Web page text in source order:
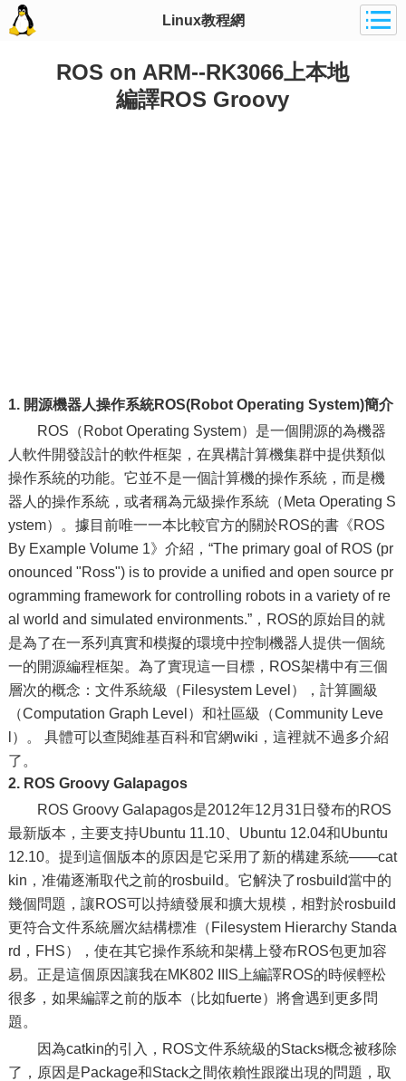
Linux教程網
ROS on ARM--RK3066上本地
編譯ROS Groovy
1. 開源機器人操作系統ROS(Robot Operating System)簡介
ROS（Robot Operating System）是一個開源的為機器
人軟件開發設計的軟件框架，在異構計算機集群中提供類似
操作系統的功能。它並不是一個計算機的操作系統，而是機
器人的操作系統，或者稱為元級操作系統（Meta Operating S
ystem）。據目前唯一一本比較官方的關於ROS的書《ROS
By Example Volume 1》介紹，“The primary goal of ROS (pr
onounced "Ross") is to provide a unified and open source pr
ogramming framework for controlling robots in a variety of re
al world and simulated environments.”，ROS的原始目的就
是為了在一系列真實和模擬的環境中控制機器人提供一個統
一的開源編程框架。為了實現這一目標，ROS架構中有三個
層次的概念：文件系統級（Filesystem Level），計算圖級
（Computation Graph Level）和社區級（Community Leve
l）。 具體可以查閱維基百科和官網wiki，這裡就不過多介紹
了。
2. ROS Groovy Galapagos
ROS Groovy Galapagos是2012年12月31日發布的ROS
最新版本，主要支持Ubuntu 11.10、Ubuntu 12.04和Ubuntu
12.10。提到這個版本的原因是它采用了新的構建系統——cat
kin，准備逐漸取代之前的rosbuild。它解決了rosbuild當中的
幾個問題，讓ROS可以持續發展和擴大規模，相對於rosbuild
更符合文件系統層次結構標准（Filesystem Hierarchy Standa
rd，FHS），使在其它操作系統和架構上發布ROS包更加容
易。正是這個原因讓我在MK802 IIIS上編譯ROS的時候輕松
很多，如果編譯之前的版本（比如fuerte）將會遇到更多問
題。
因為catkin的引入，ROS文件系統級的Stacks概念被移除
了，原因是Package和Stack之間依賴性跟蹤出現的問題，取